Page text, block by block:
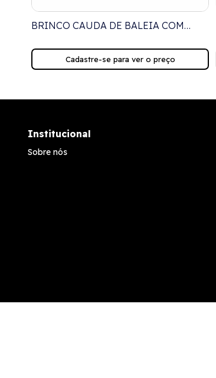
BRINCO CAUDA DE BALEIA COM
Cadastre-se para ver o preço
Institucional
Sobre nós